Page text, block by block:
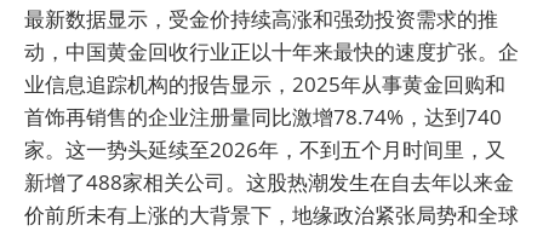
最新数据显示，受金价持续高涨和强劲投资需求的推
动，中国黄金回收行业正以十年来最快的速度扩张。企
业信息追踪机构的报告显示，2025年从事黄金回购和
首饰再销售的企业注册量同比激增78.74%，达到740
家。这一势头延续至2026年，不到五个月时间里，又
新增了488家相关公司。这股热潮发生在自去年以来金
价前所未有上涨的大背景下，地缘政治紧张局势和全球